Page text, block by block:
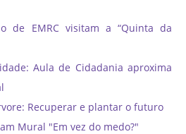
de EMRC visitam a “Quinta da
Aula de Cidadania aproxima
Recuperar e plantar o futuro
Mural "Em vez do medo?"